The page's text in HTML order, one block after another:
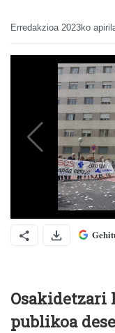
Erredakzioa 2023ko
Osakidetzari
publikoa